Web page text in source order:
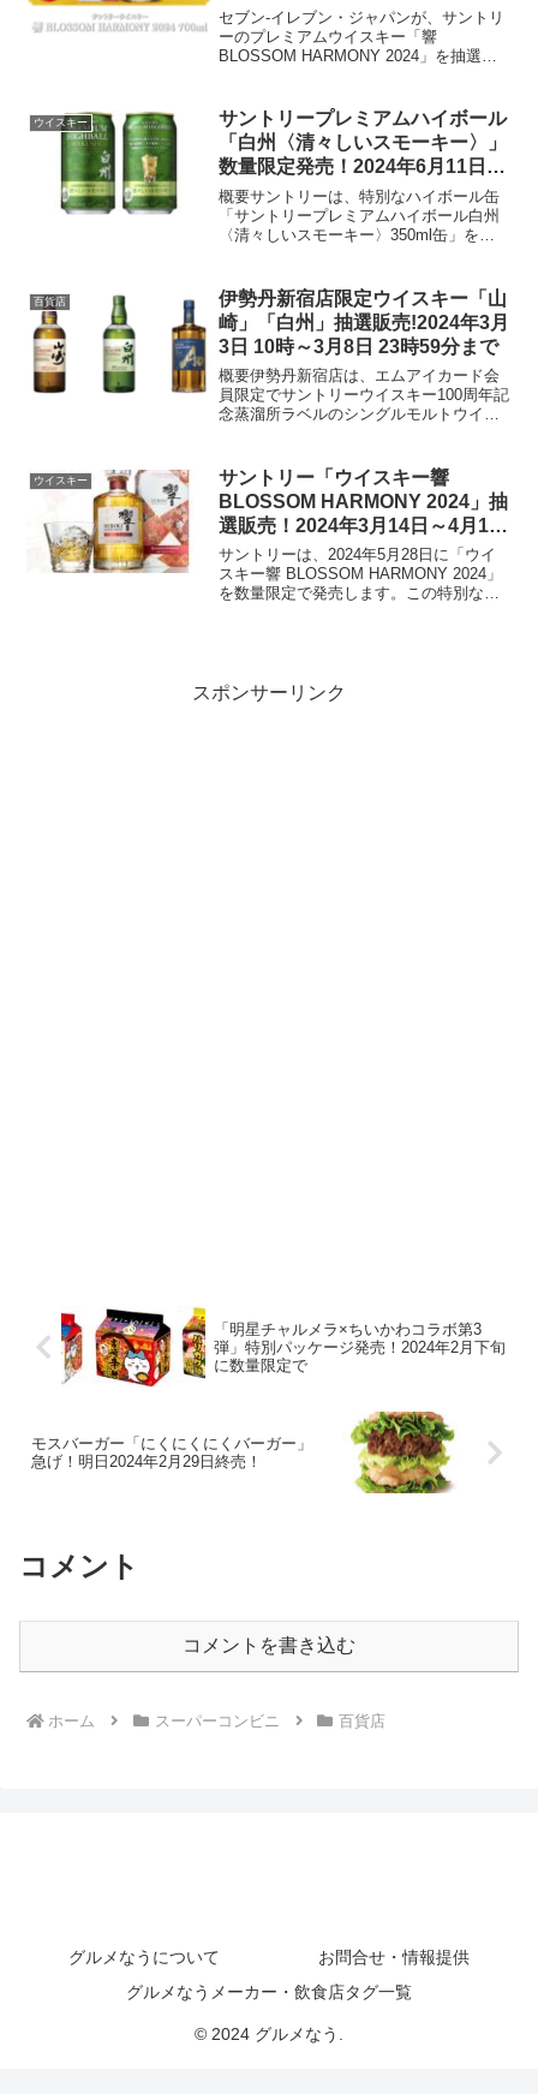
日23時59分まで！
セブン-イレブン・ジャパンが、サントリ
ーのプレミアムウイスキー「響
BLOSSOM HARMONY 2024」を抽選販
メルマガ会員が対象です。抽選販売の概
要受付期間...
ウイスキー
サントリープレミアムハイボール
「白州〈清々しいスモーキー〉」
数量限定発売！2024年6月11日か
ら
概要サントリーは、特別なハイボール缶
「サントリープレミアムハイボール白州
〈清々しいスモーキー〉350ml缶」を
酒を使用し、スモーキーな味わいが特徴
です。製品情報容量...
百貨店
伊勢丹新宿店限定ウイスキー「山
崎」「白州」抽選販売!2024年3月
3日 10時～3月8日 23時59分まで
概要伊勢丹新宿店は、エムアイカード会
員限定でサントリーウイスキー100周年記
念蒸溜所ラベルのシングルモルトウイス
での間、三越伊勢丹アプリを通じて応募
が可能です。抽...
ウイスキー
サントリー「ウイスキー響
BLOSSOM HARMONY 2024」抽
選販売！2024年3月14日～4月18
日
サントリーは、2024年5月28日に「ウイ
スキー響 BLOSSOM HARMONY 2024」
を数量限定で発売します。この特別なウ
スポンサーリンク
「明星チャルメラ×ちいかわコラボ第3
弾」特別パッケージ発売！2024年2月下旬
に数量限定で
モスバーガー「にくにくにくバーガー」
急げ！明日2024年2月29日終売！
コメント
コメントを書き込む
ホーム スーパーコンビニ 百貨店
グルメなうについて
お問合せ・情報提供
グルメなうメーカー・飲食店タグ一覧
© 2024 グルメなう.